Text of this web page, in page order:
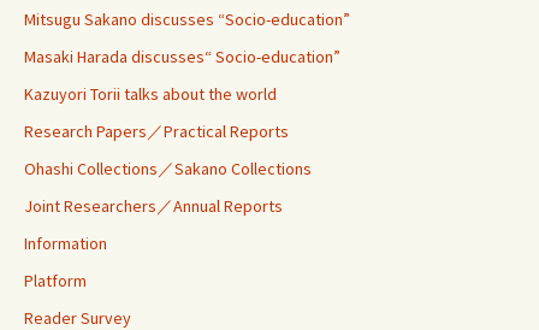
Mitsugu Sakano discusses “Socio-education”
Masaki Harada discusses“ Socio-education”
Kazuyori Torii talks about the world
Research Papers／Practical Reports
Ohashi Collections／Sakano Collections
Joint Researchers／Annual Reports
Information
Platform
Reader Survey